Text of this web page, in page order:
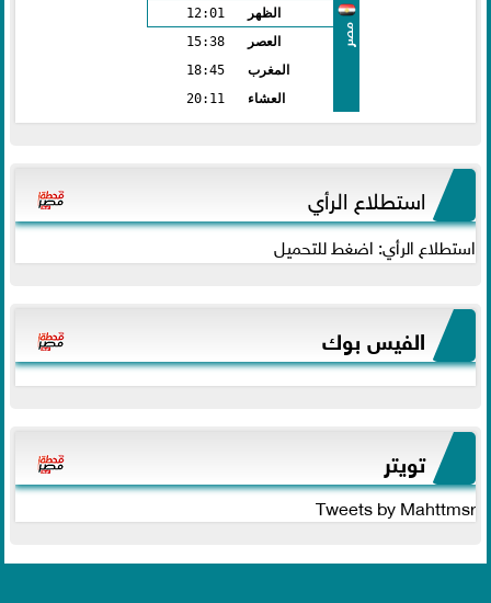
مصر
الظهر
12:01
العصر
15:38
المغرب
18:45
العشاء
20:11
استطلاع الرأي
استطلاع الرأي: اضغط للتحميل
الفيس بوك
تويتر
Tweets by Mahttmsr